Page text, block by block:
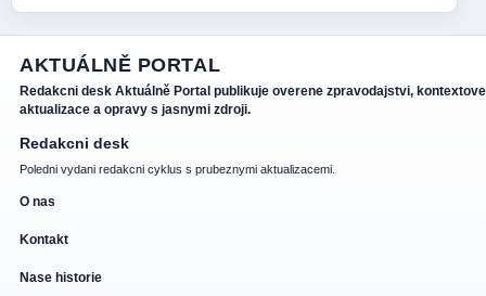
AKTUÁLNĚ PORTAL
Redakcni desk Aktuálně Portal publikuje overene zpravodajstvi, kontextove
aktualizace a opravy s jasnymi zdroji.
Redakcni desk
Poledni vydani redakcni cyklus s prubeznymi aktualizacemi.
O nas
Kontakt
Nase historie